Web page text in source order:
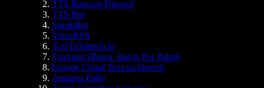
TTS Bawaan Discord
TTS Bot
SpeakBot
VoiceRSS
TextToSpeech.io
Voxygen (Biaya: Bayar Per Pakai)
Google Cloud Text-to-Speech
Amazon Polly